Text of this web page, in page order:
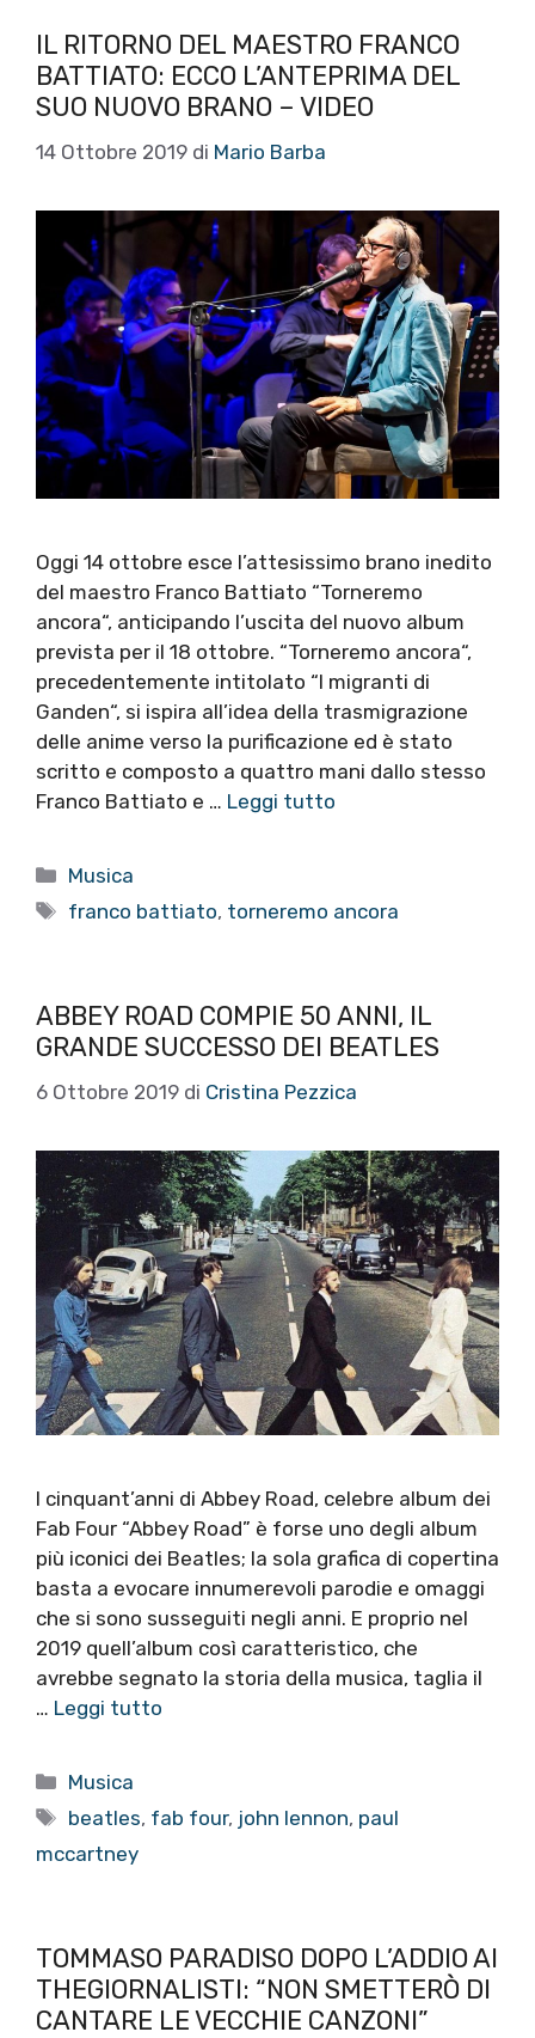
IL RITORNO DEL MAESTRO FRANCO
BATTIATO: ECCO L’ANTEPRIMA DEL
SUO NUOVO BRANO – VIDEO
14 Ottobre 2019 di Mario Barba
Oggi 14 ottobre esce l’attesissimo brano inedito
del maestro Franco Battiato “Torneremo
ancora“, anticipando l’uscita del nuovo album
prevista per il 18 ottobre. “Torneremo ancora“,
precedentemente intitolato “I migranti di
Ganden“, si ispira all’idea della trasmigrazione
delle anime verso la purificazione ed è stato
scritto e composto a quattro mani dallo stesso
Franco Battiato e … Leggi tutto
Categorie
Musica
Tag
franco battiato, torneremo ancora
ABBEY ROAD COMPIE 50 ANNI, IL
GRANDE SUCCESSO DEI BEATLES
6 Ottobre 2019 di Cristina Pezzica
I cinquant’anni di Abbey Road, celebre album dei
Fab Four “Abbey Road” è forse uno degli album
più iconici dei Beatles; la sola grafica di copertina
basta a evocare innumerevoli parodie e omaggi
che si sono susseguiti negli anni. E proprio nel
2019 quell’album così caratteristico, che
avrebbe segnato la storia della musica, taglia il
… Leggi tutto
Categorie
Musica
Tag
beatles, fab four, john lennon, paul
mccartney
TOMMASO PARADISO DOPO L’ADDIO AI
THEGIORNALISTI: “NON SMETTERÒ DI
CANTARE LE VECCHIE CANZONI”